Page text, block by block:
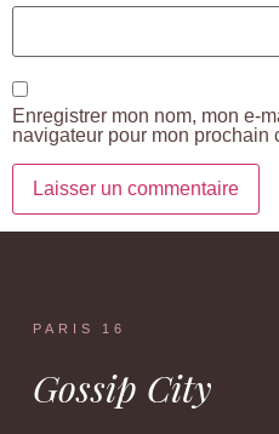
Enregistrer mon nom, mon e-
navigateur pour mon prochain
PARIS 16
Gossip City